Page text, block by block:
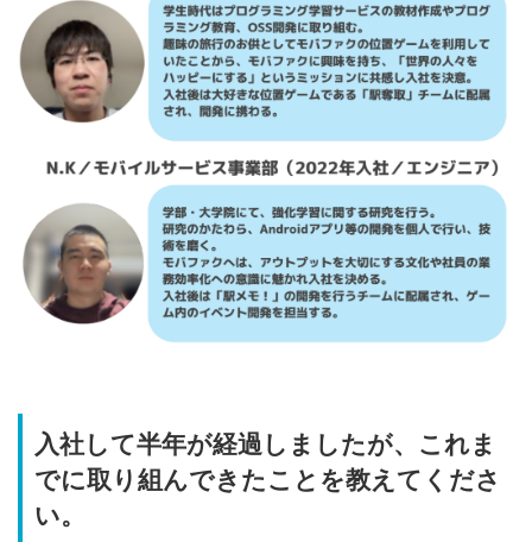
入社して半年が経過しましたが、これま
でに取り組んできたことを教えてくださ
い。